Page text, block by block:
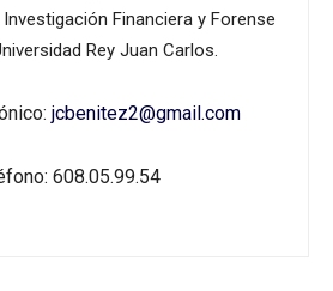
Financiera y Forense
Rey Juan Carlos.
jcbenitez2@gmail.com
608.05.99.54